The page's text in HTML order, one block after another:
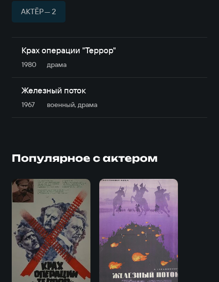
АКТЁР — 2
Крах операции "Террор"
1980 драма
Железный поток
1967 военный, драма
Популярное с актером